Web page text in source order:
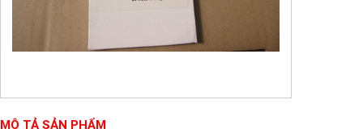
MÔ TẢ SẢN PHẨM